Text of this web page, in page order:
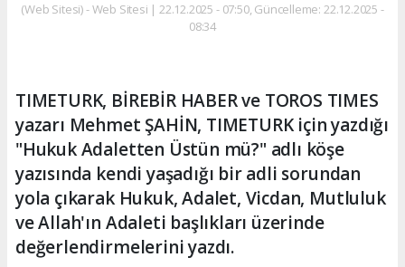
(Web Sitesi) - Web Sitesi | 22.12.2025 - 07:50, Güncelleme: 22.12.2025 -
08:34
TIMETURK, BİREBİR HABER ve TOROS TIMES
yazarı Mehmet ŞAHİN, TIMETURK için yazdığı
"Hukuk Adaletten Üstün mü?" adlı köşe
yazısında kendi yaşadığı bir adli sorundan
yola çıkarak Hukuk, Adalet, Vicdan, Mutluluk
ve Allah'ın Adaleti başlıkları üzerinde
değerlendirmelerini yazdı.